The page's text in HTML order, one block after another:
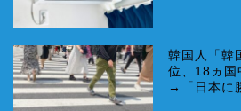
韓国人「韓
位、18ヵ国
→「日本に